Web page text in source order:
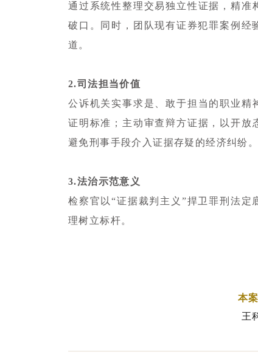
通过系统性整理交易独立性证据，精准
破口。同时，团队现有证券犯罪案例经
道。
2.司法担当价值
公诉机关实事求是、敢于担当的职业精
证明标准；主动审查辩方证据，以开放
避免刑事手段介入证据存疑的经济纠纷。
3.法治示范意义
检察官以“证据裁判主义”捍卫罪刑法定
理树立标杆。
本
王